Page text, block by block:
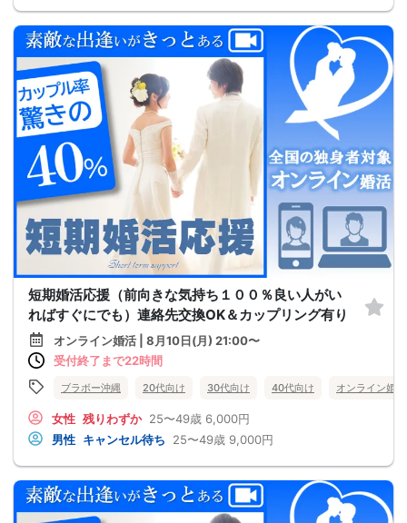
短期婚活応援（前向きな気持ち１００％良い人がい
ればすぐにでも）連絡先交換OK＆カップリング有り
オンライン婚活 | 8月10日(月) 21:00〜
受付終了まで22時間
ブラボー沖縄 20代向け 30代向け 40代向け オンライン婚活
女性 残りわずか 25〜49歳 6,000円
男性 キャンセル待ち 25〜49歳 9,000円